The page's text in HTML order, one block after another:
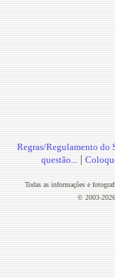
Regras/Regulamento do
questão... |
Todas as informações e
© 2003-